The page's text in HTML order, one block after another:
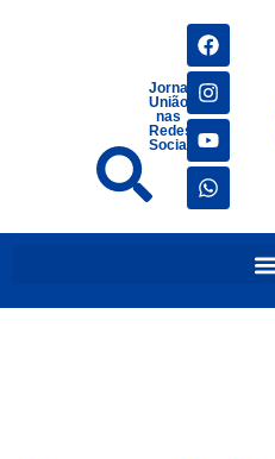
Jornais
União
nas
Redes
Sociais